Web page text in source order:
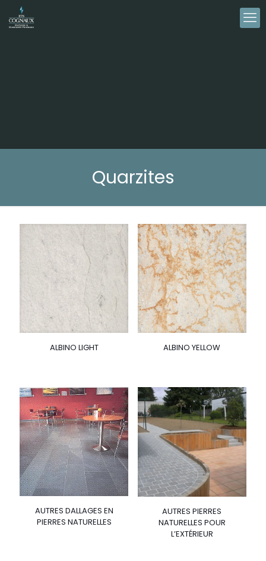
Quarzites
ALBINO LIGHT ALBINO YELLOW
AUTRES DALLAGES EN
PIERRES NATURELLES
AUTRES PIERRES
NATURELLES POUR
L’EXTÉRIEUR